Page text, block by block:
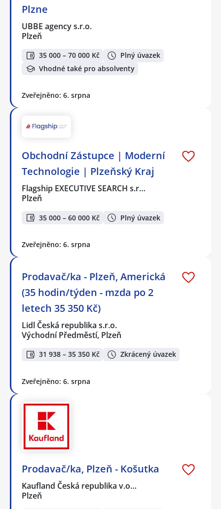
Plzne
UBBE agency s.r.o.
Plzeň
35 000 – 70 000 Kč
Plný úvazek
Vhodné také pro absolventy
Zveřejněno: 6. srpna
Obchodní Zástupce | Moderní
Technologie | Plzeňský Kraj
Flagship EXECUTIVE SEARCH s.r…
Plzeň
35 000 – 60 000 Kč Plný úvazek
Zveřejněno: 6. srpna
Prodavač/ka - Plzeň, Americká
(35 hodin/týden - mzda po 2
letech 35 350 Kč)
Lidl Česká republika s.r.o.
Východní Předměstí, Plzeň
31 938 – 35 350 Kč Zkrácený úvazek
Zveřejněno: 6. srpna
Prodavač/ka, Plzeň - Košutka
Kaufland Česká republika v.o…
Plzeň